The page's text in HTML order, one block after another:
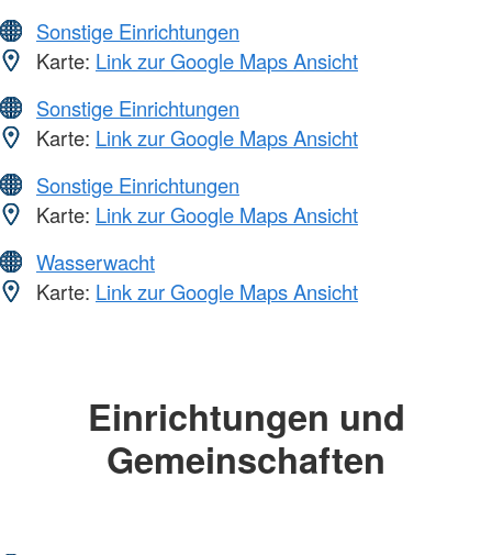
Sonstige Einrichtungen
Karte: Link zur Google Maps Ansicht
Sonstige Einrichtungen
Karte: Link zur Google Maps Ansicht
Sonstige Einrichtungen
Karte: Link zur Google Maps Ansicht
Wasserwacht
Karte: Link zur Google Maps Ansicht
Einrichtungen und
Gemeinschaften